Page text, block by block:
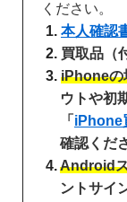
ください。
本人確認
買取品（
iPhoneの
ウトや初
「 iPhone
確認くだ
Android
ントサイ